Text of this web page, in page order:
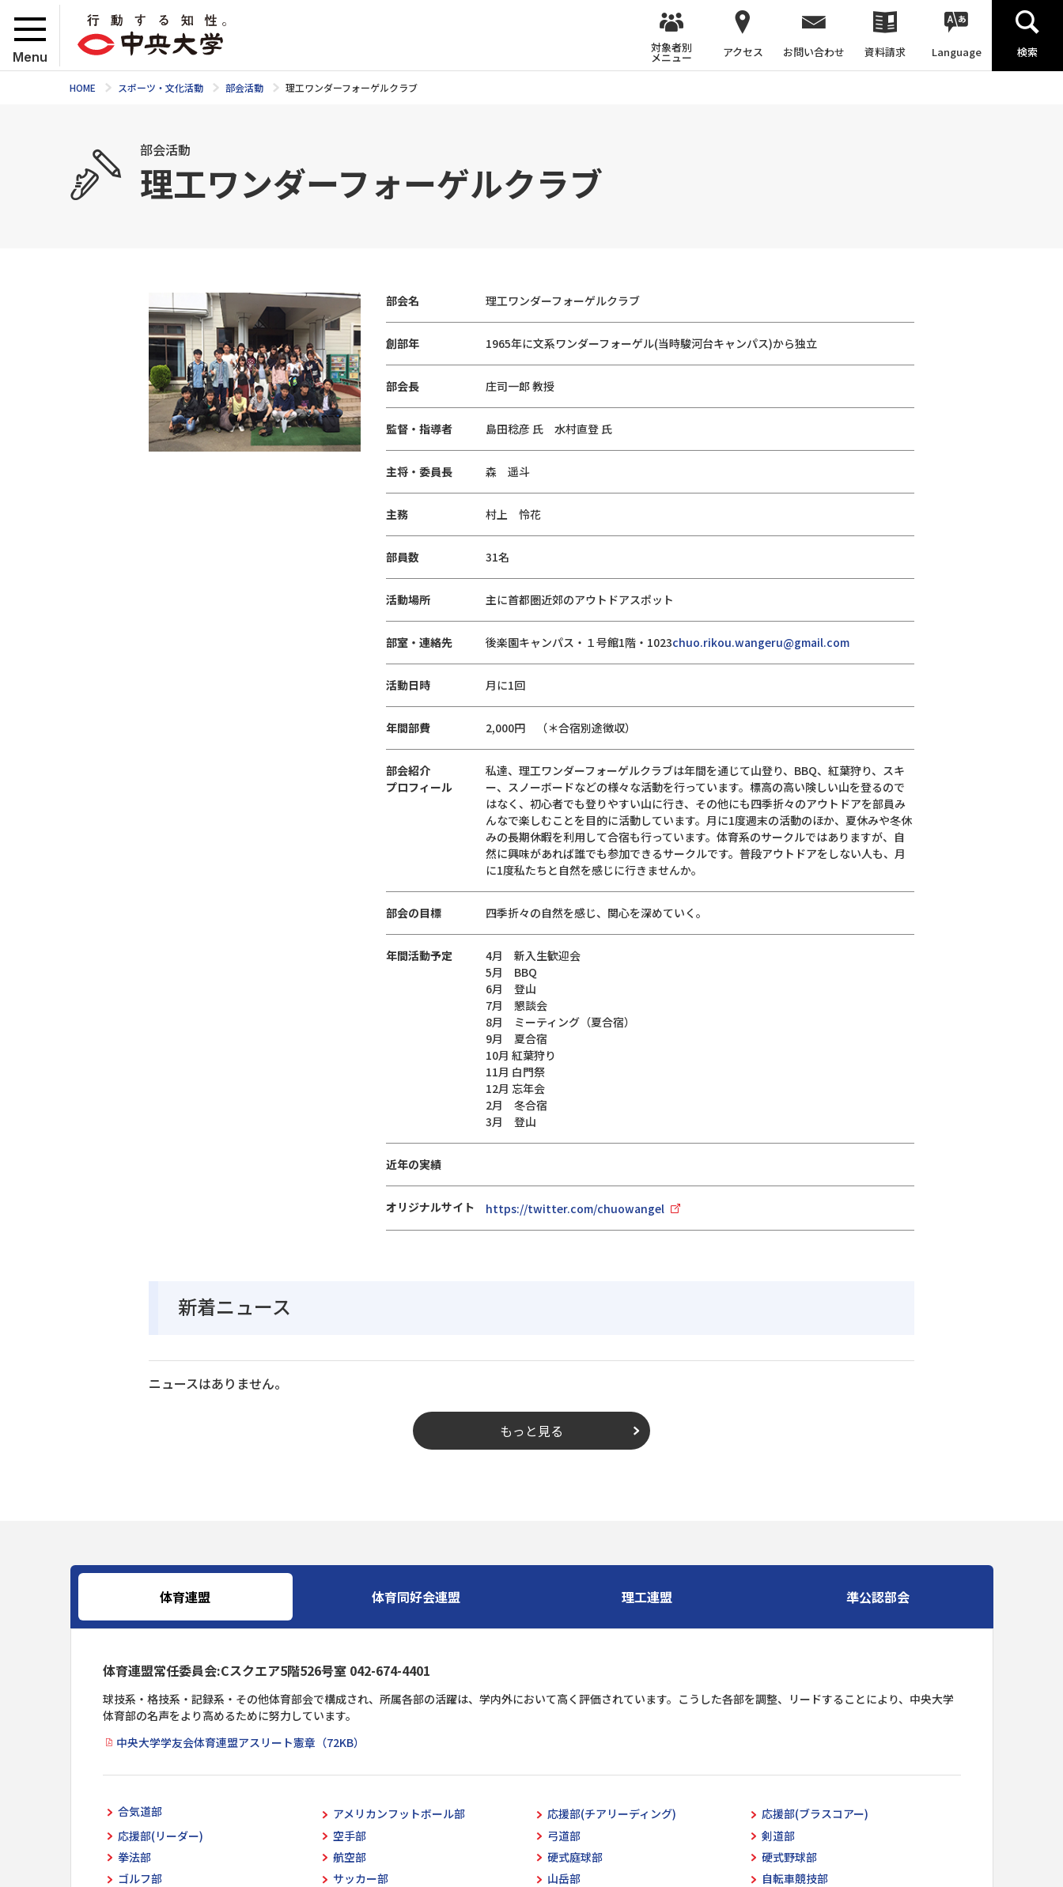
Menu
対象者別
メニュー アクセス お問い合わせ 資料請求 Language 検索
HOME スポーツ・文化活動 部会活動 理工ワンダーフォーゲルクラブ
部会活動
理工ワンダーフォーゲルクラブ
部会名 理工ワンダーフォーゲルクラブ
創部年 1965年に文系ワンダーフォーゲル(当時駿河台キャンパス)から独立
部会長 庄司一郎 教授
監督・指導者 島田稔彦 氏 水村直登 氏
主将・委員長 森 遥斗
主務 村上 怜花
部員数 31名
活動場所 主に首都圏近郊のアウトドアスポット
部室・連絡先 後楽園キャンパス・１号館1階・1023chuo.rikou.wangeru@gmail.com
活動日時 月に1回
年間部費 2,000円 （＊合宿別途徴収）
部会紹介
プロフィール
私達、理工ワンダーフォーゲルクラブは年間を通じて山登り、BBQ、紅葉狩り、スキ
ー、スノーボードなどの様々な活動を行っています。標高の高い険しい山を登るので
はなく、初心者でも登りやすい山に行き、その他にも四季折々のアウトドアを部員み
んなで楽しむことを目的に活動しています。月に1度週末の活動のほか、夏休みや冬休
みの長期休暇を利用して合宿も行っています。体育系のサークルではありますが、自
然に興味があれば誰でも参加できるサークルです。普段アウトドアをしない人も、月
に1度私たちと自然を感じに行きませんか。
部会の目標 四季折々の自然を感じ、関心を深めていく。
年間活動予定
4月 新入生歓迎会
5月 BBQ
6月 登山
7月 懇談会
8月 ミーティング（夏合宿）
9月 夏合宿
10月 紅葉狩り
11月 白門祭
12月 忘年会
2月 冬合宿
3月 登山
近年の実績
オリジナルサイト https://twitter.com/chuowangel
新着ニュース
ニュースはありません。
もっと見る
体育連盟 体育同好会連盟 理工連盟 準公認部会
体育連盟常任委員会:Cスクエア5階526号室 042-674-4401
球技系・格技系・記録系・その他体育部会で構成され、所属各部の活躍は、学内外において高く評価されています。こうした各部を調整、リードすることにより、中央大学
体育部の名声をより高めるために努力しています。
中央大学学友会体育連盟アスリート憲章（72KB）
合気道部 アメリカンフットボール部 応援部(チアリーディング)
応援部(ブラスコアー)
応援部(リーダー)
空手部 弓道部
剣道部
拳法部
航空部 硬式庭球部
硬式野球部
ゴルフ部
サッカー部 山岳部
自転車競技部